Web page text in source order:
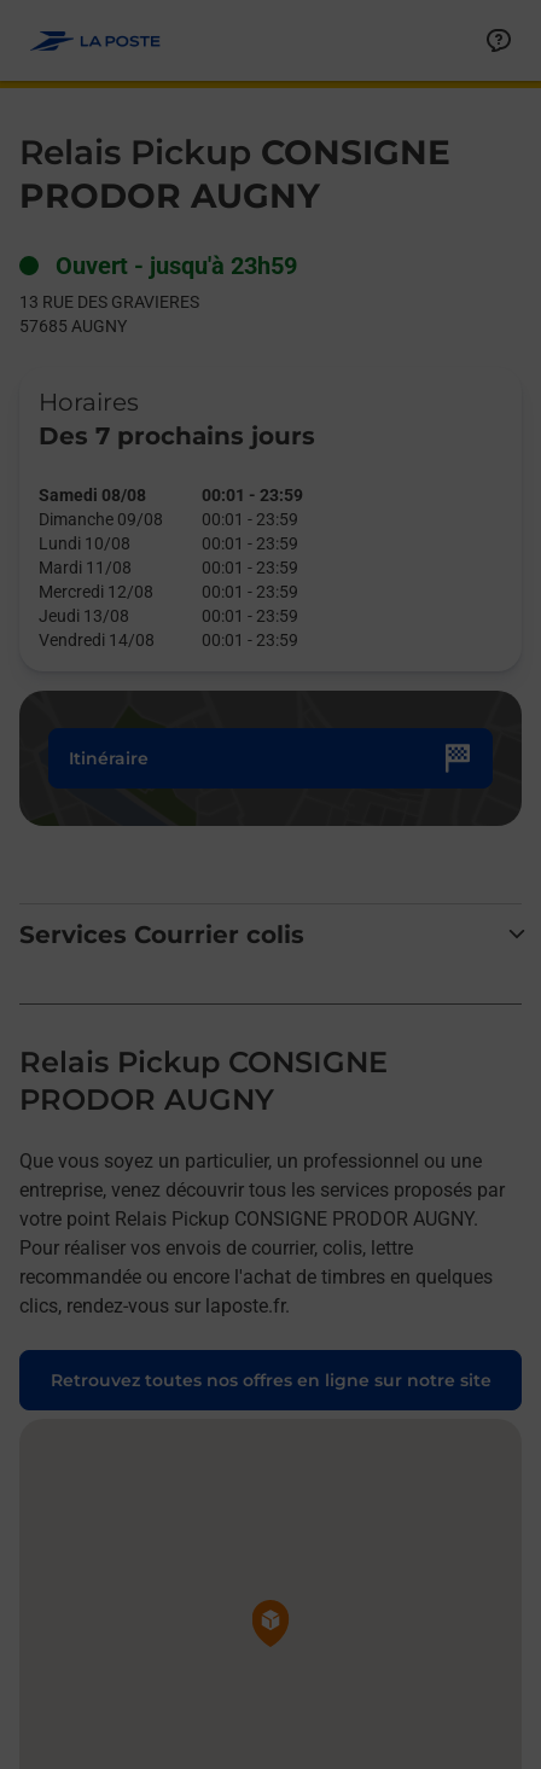
Relais Pickup CONSIGNE
PRODOR AUGNY
Ouvert - jusqu'à 23h59
13 RUE DES GRAVIERES
57685 AUGNY
Horaires
Des 7 prochains jours
Samedi 08/08 00:01 - 23:59
Dimanche 09/08
00:01 - 23:59
Lundi 10/08
00:01 - 23:59
Mardi 11/08
00:01 - 23:59
Mercredi 12/08
00:01 - 23:59
Jeudi 13/08
00:01 - 23:59
Vendredi 14/08
00:01 - 23:59
Itinéraire
Services Courrier colis
Relais Pickup CONSIGNE
PRODOR AUGNY
Que vous soyez un particulier, un professionnel ou une
entreprise, venez découvrir tous les services proposés par
votre point Relais Pickup CONSIGNE PRODOR AUGNY.
Pour réaliser vos envois de courrier, colis, lettre
recommandée ou encore l'achat de timbres en quelques
clics, rendez-vous sur laposte.fr.
Retrouvez toutes nos offres en ligne sur notre site
Pin de la carte